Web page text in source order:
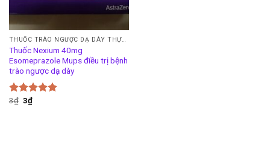
THUỐC TRÀO NGƯỢC DẠ DÀY THỰC QUẢN
Thuốc Nexium 40mg
Esomeprazole Mups điều trị bệnh
trào ngược dạ dày
Được xếp
3₫ 3₫